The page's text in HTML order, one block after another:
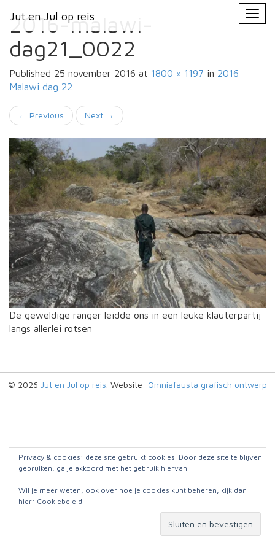
Jut en Jul op reis
Primary
Menu
Jut en Jul op reis
2016-malawi-
dag21_0022
Published 25 november 2016 at 1800 × 1197 in 2016
Malawi dag 22
← Previous Next →
De geweldige ranger leidde ons in een leuke klauterpartij
langs allerlei rotsen
© 2026 Jut en Jul op reis . Website: Omniafausta grafisch ontwerp
Privacy & cookies: deze site gebruikt cookies. Door deze site te blijven
gebruiken, ga je akkoord met het gebruik hiervan.
Wil je meer weten, ook over hoe je cookies kunt beheren, kijk dan
hier: Cookiebeleid